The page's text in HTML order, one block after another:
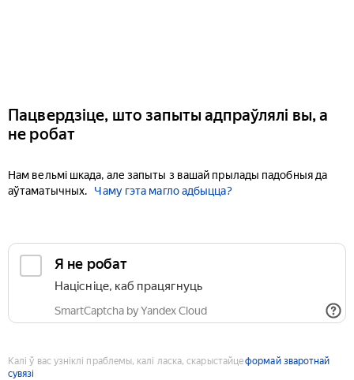
Пацвердзіце, што запыты адпраўлялі вы, а
не робат
Нам вельмі шкада, але запыты з вашай прылады падобныя да
аўтаматычных.
Чаму гэта магло адбыцца?
Я не робат
Націсніце, каб працягнуць
SmartCaptcha by Yandex Cloud
Калі ў вас узніклі праблемы, калі ласка, скарыстайцеформай зваротнай
сувязі